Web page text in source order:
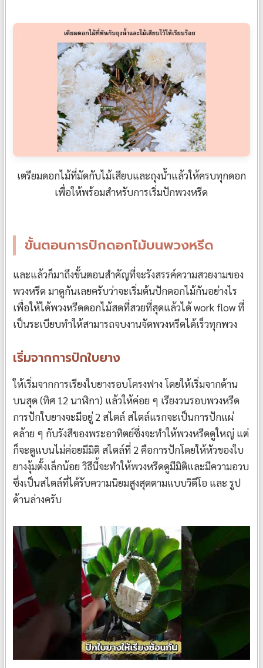
เตรียมดอกไม้ที่มัดกับไม้เสียบและถุงน้ำแล้วให้ครบทุกดอก
เพื่อให้พร้อมสำหรับการเริ่มปักพวงหรีด
ขั้นตอนการปักดอกไม้บนพวงหรีด
และแล้วก็มาถึงขั้นตอนสำคัญที่จะรังสรรค์ความสวยงามของ
พวงหรีด มาดูกันเลยครับว่าจะเริ่มต้นปักดอกไม้กันอย่างไร
เพื่อให้ได้พวงหรีดดอกไม้สดที่สวยที่สุดแล้วได้ work flow ที่
เป็นระเบียบทำให้สามารถจบงานจัดพวงหรีดได้เร็วทุกพวง
เริ่มจากการปักใบยาง
ให้เริ่มจากการเรียงใบยางรอบโครงฟาง โดยให้เริ่มจากด้าน
บนสุด (ทิศ 12 นาฬิกา) แล้วให้ค่อย ๆ เรียงวนรอบพวงหรีด
การปักใบยางจะมีอยู่ 2 สไตล์ สไตล์แรกจะเป็นการปักแผ่
คล้าย ๆ กับรังสีของพระอาทิตย์ซึ่งจะทำให้พวงหรีดดูใหญ่ แต่
ก็จะดูแบนไม่ค่อยมีมิติ สไตล์ที่ 2 คือการปักโดยให้หัวของใบ
ยางงุ้มตั้งเล็กน้อย วิธีนี้จะทำให้พวงหรีดดูมีมิติและมีความอวบ
ซึ่งเป็นสไตล์ที่ได้รับความนิยมสูงสุดตามแบบวิดีโอ และ รูป
ด้านล่างครับ